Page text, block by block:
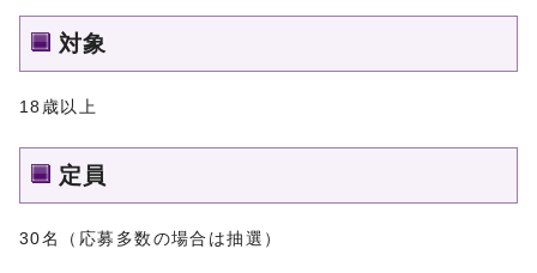
対象
18歳以上
定員
30名（応募多数の場合は抽選）